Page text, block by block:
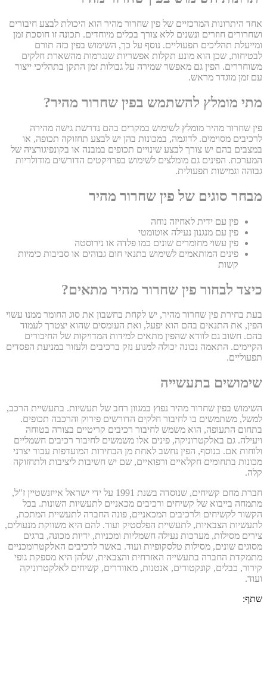
אחד היתרונות המרכזיים של פין שחרור מהיר הוא היכולת לבצע חיבורים
ושחרורים חוזרים ונשנים ללא צורך בכלים מיוחדים. תכונה זו חוסכת זמן
ומייעלת תהליכים תפעוליים. נוסף על כך, השימוש בפין כזה תורם
לבטיחות, שכן הוא מונע תקלות אפשריות שנגרמות מהשארת חלקים
משוחררים. הפין גם מאפשר שמירה על גבולות זמן התקן בתהליכי ייצור
עם זמן מוגדר מראש.
מתי מומלץ להשתמש בפין שחרור מהיר?
פין שחרור מהיר מומלץ לשימוש במקרים בהם נדרשת גישה מהירה
לרכיבים מסוימים. לדוגמה, במכונות בהן יש לבצע תחזוקה תכופה, או
במצבים בהם יש צורך לבצע שינויים תכופים במבנה או בקונפיגורציה של
המערכת. הפינים גם מומלצים לשימוש בפרויקטים הדורשים מודולריות
גבוהה וגמישות תפעולית.
מבחר סוגים של פין שחרור מהיר
פין עם ידית לאחיזה נוחה
פין עם מנגנון נעילה אוטומטי
פין עשוי מחומרים שונים כמו פלדה או נירוסטה
פינים המותאמים לשימוש בתנאי חום גבוהים או סביבות כימיות
קשות
כיצד לבחור פין שחרור מהיר מתאים?
בעת בחירת פין שחרור מהיר, יש לקחת בחשבון את סוג החומר ממנו עשוי
הפין, את התנאים בהם הוא יפעל, ואת העומסים שהוא יצטרך לעמוד
בהם. חשוב גם לוודא שהפין מתאים למידות המדויקות של החיבורים
הקיימים. התאמה נכונה יכולה למנוע נזק ברכיבים ולעזור במניעת הפסדים
תפעוליים.
שימושים בתעשייה
השימוש בפין שחרור מהיר נפוץ במגוון רחב של תעשיות. בתעשיית הרכב,
למשל, משתמשים בו לחיבור חלקים הדורשים פירוק והרכבה תכופים.
בתחום התעופה, הוא משמש לחיבור רכיבים קריטיים בצורה בטוחה
ויעילה. גם באלקטרוניקה, פינים אלו משמשים לחיבור רכיבים חשמליים
ולוחות אם. בנוסף, הפין נחשב לאחת מן הבחירות המועדפות עבור יצרני
מכונות בתחומים חקלאיים ורפואיים, שם יש חשיבות ליציבות ולתחזוקה
קלה.
חברת מחם קשיחים, שנוסדה בשנת 1991 על ידי ישראל אייזנשטיין ז"ל,
מתמחה בייבוא של קשיחים ורכיבים מכאניים לתעשיות השונות. בכל
הקשור לקשיחים ולרכיבים המכאניים, פונה החברה לתעשיית המתכת,
לתעשיות הצבאיות, לתעשיית הפלסטיק ועוד. להם היא משווקת מנעולים,
צירים מסילות, מערכות נעילה חשמליות ומכניות, ידיות מכונה, ברגים
מסוגים שונים, מסילות טלסקופיות ועוד. באשר לרכיבים האלקטרומכניים
מתמקדת החברה בתעשייה האזרחית והצבאית, שלהן היא מספקת גופי
קירור, כבלים, קונקטורים, אנטנות, מאווררים, קשיחים לאלקטרוניקה
ועוד.
שתף: